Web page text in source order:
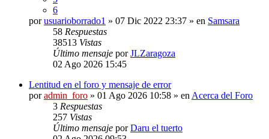
6
porusuarioborrado1 » 07 Dic 2022 23:37 » en Samsara
58 Respuestas
38513 Vistas
Último mensaje porJLZaragoza
02 Ago 2026 15:45
Lentitud en el foro y mensaje de error
poradmin_foro » 01 Ago 2026 10:58 » en Acerca del Foro
3 Respuestas
257 Vistas
Último mensaje porDaru el tuerto